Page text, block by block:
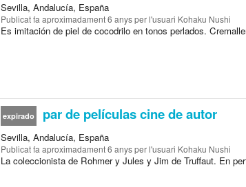
Sevilla, Andalucía, España
Publicatfa aproximadament 6 anysper l'usuari Kohaku Nushi
Es imitación de piel de cocodrilo en tonos perlados.
expirado par de películas cine de autor
Sevilla, Andalucía, España
Publicatfa aproximadament 6 anysper l'usuari Kohaku Nushi
La coleccionista de Rohmer y Jules y Jim de Truffaut. En